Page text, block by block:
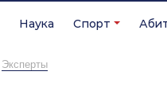
Наука Спорт
Эксперты